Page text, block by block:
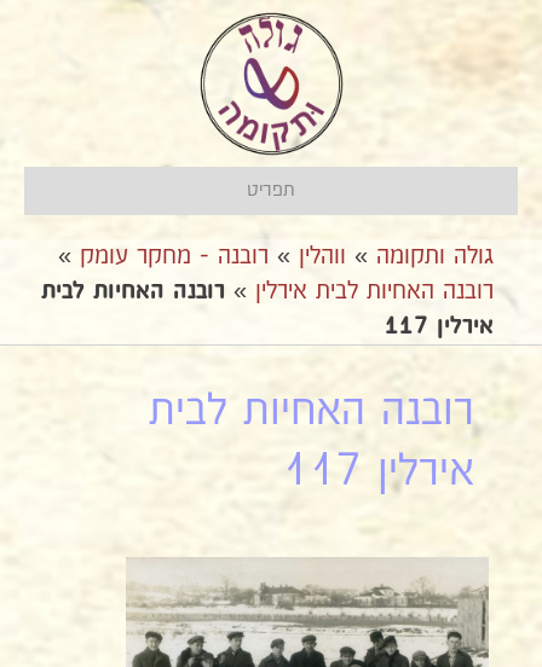
תפריט
גולה ותקומה » ווהלין » רובנה - מחקר עומק »
רובנה האחיות לבית אירלין » רובנה האחיות לבית
אירלין 117
רובנה האחיות לבית
אירלין 117